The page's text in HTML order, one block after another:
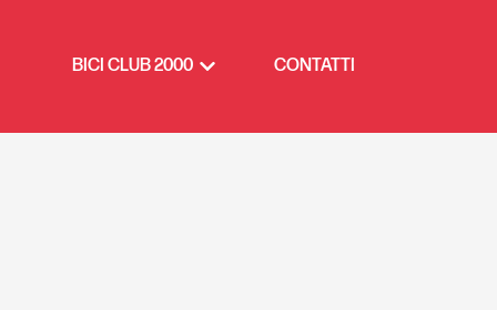
BICI CLUB 2000 CONTATTI